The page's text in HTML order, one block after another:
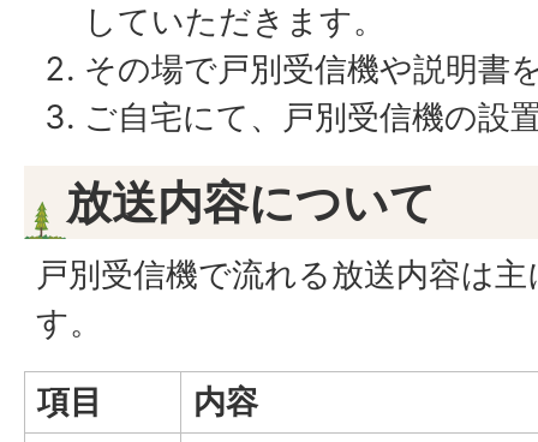
していただきます。
その場で戸別受信機や説明書
ご自宅にて、戸別受信機の設
放送内容について
戸別受信機で流れる放送内容は
す。
項目
内容